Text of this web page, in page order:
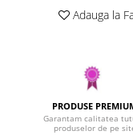
Adauga la
PRODUSE
Garantam calitatea
produselor de pe